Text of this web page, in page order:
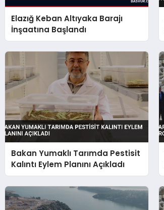
Elazığ Keban Altıyaka Barajı
İnşaatına Başlandı
Bakan Yumaklı Tarımda Pestisit
Kalıntı Eylem Planını Açıkladı